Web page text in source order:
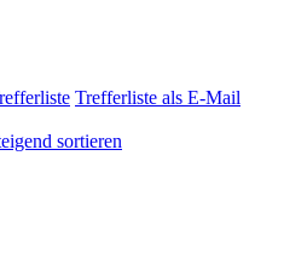
Trefferliste als E-Mail
sortieren